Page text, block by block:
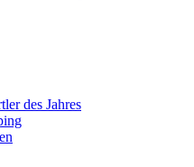
des Jahres